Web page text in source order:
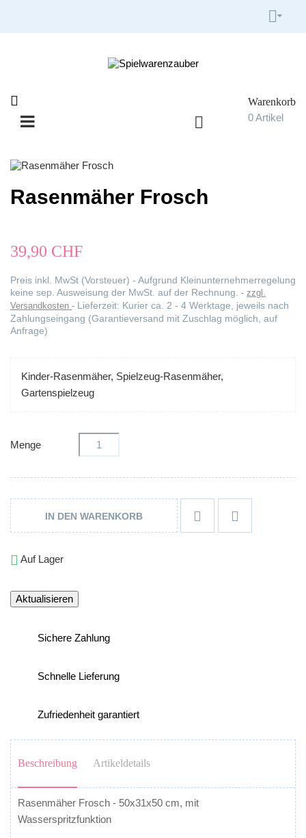

Warenkorb
0Artikel


Navigation
Rasenmäher Frosch
39,90 CHF
Preis inkl. MwSt (Vorsteuer) - Aufgrund Kleinunternehmerregelung
keine sep. Ausweisung der MwSt. auf der Rechnung.
zzgl.
Versandkosten
Lieferzeit: Kurier ca. 2 - 4 Werktage, jeweils nach
Zahlungseingang (Garantieversand mit Zuschlag möglich, auf
Anfrage)
Kinder-Rasenmäher, Spielzeug-Rasenmäher,
Gartenspielzeug
Menge
IN DEN WARENKORB  
 Auf Lager
Sichere Zahlung
Schnelle Lieferung
Zufriedenheit garantiert
Beschreibung Artikeldetails
Rasenmäher Frosch - 50x31x50 cm, mit
Wasserspritzfunktion